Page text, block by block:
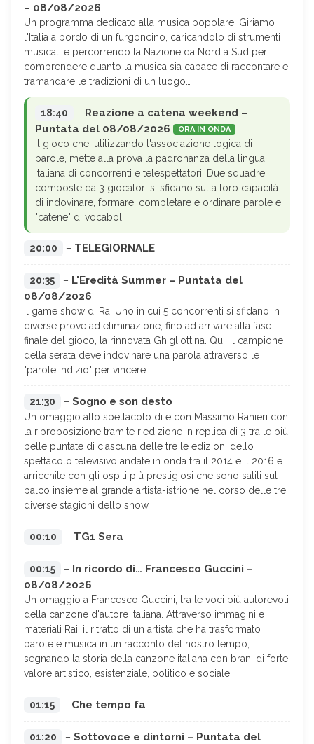
– 08/08/2026
Un programma dedicato alla musica popolare. Giriamo
l'Italia a bordo di un furgoncino, caricandolo di strumenti
musicali e percorrendo la Nazione da Nord a Sud per
comprendere quanto la musica sia capace di raccontare e
tramandare le tradizioni di un luogo…
18:40 – Reazione a catena weekend –
Puntata del 08/08/2026
ORA IN ONDA
Il gioco che, utilizzando l'associazione logica di
parole, mette alla prova la padronanza della lingua
italiana di concorrenti e telespettatori. Due squadre
composte da 3 giocatori si sfidano sulla loro capacità
di indovinare, formare, completare e ordinare parole e
"catene" di vocaboli.
20:00 – TELEGIORNALE
20:35 – L'Eredità Summer – Puntata del
08/08/2026
Il game show di Rai Uno in cui 5 concorrenti si sfidano in
diverse prove ad eliminazione, fino ad arrivare alla fase
finale del gioco, la rinnovata Ghigliottina. Qui, il campione
della serata deve indovinare una parola attraverso le
"parole indizio" per vincere.
21:30 – Sogno e son desto
Un omaggio allo spettacolo di e con Massimo Ranieri con
la riproposizione tramite riedizione in replica di 3 tra le più
belle puntate di ciascuna delle tre le edizioni dello
spettacolo televisivo andate in onda tra il 2014 e il 2016 e
arricchite con gli ospiti più prestigiosi che sono saliti sul
palco insieme al grande artista-istrione nel corso delle tre
diverse stagioni dello show.
00:10 – TG1 Sera
00:15 – In ricordo di… Francesco Guccini –
08/08/2026
Un omaggio a Francesco Guccini, tra le voci più autorevoli
della canzone d'autore italiana. Attraverso immagini e
materiali Rai, il ritratto di un artista che ha trasformato
parole e musica in un racconto del nostro tempo,
segnando la storia della canzone italiana con brani di forte
valore artistico, esistenziale, politico e sociale.
01:15 – Che tempo fa
01:20 – Sottovoce e dintorni – Puntata del